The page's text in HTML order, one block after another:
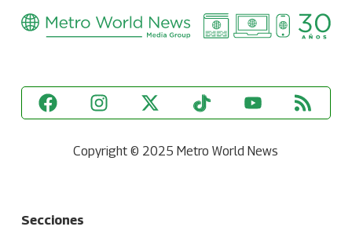
Copyright © 2025 Metro World News
Secciones